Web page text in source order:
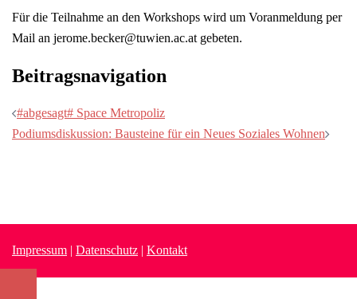
Für die Teilnahme an den Workshops wird um Voranmeldung per
Mail an jerome.becker@tuwien.ac.at gebeten.
Beitragsnavigation
#abgesagt# Space Metropoliz
Podiumsdiskussion: Bausteine für ein Neues Soziales Wohnen
Impressum | Datenschutz | Kontakt